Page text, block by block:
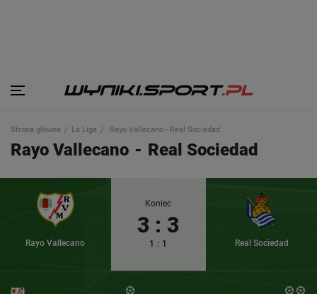
Strona główna La Liga Rayo Vallecano - Real Sociedad
Rayo Vallecano - Real Sociedad
Rayo Vallecano
Koniec
3 : 3
1 : 1 Real Sociedad